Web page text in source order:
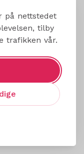
på nettstedet
tilby
trafikken vår.